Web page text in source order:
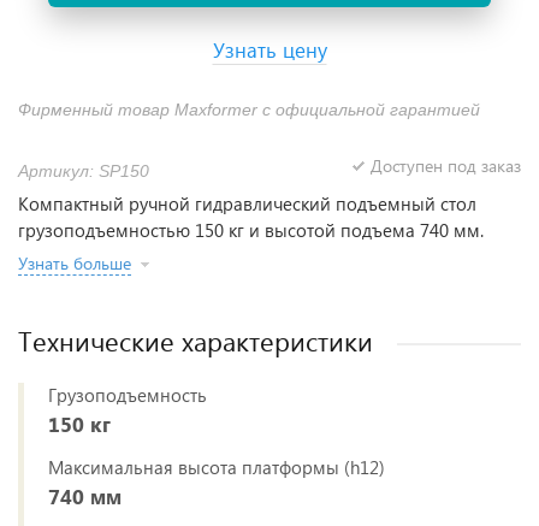
Артикул: SP150 Доступен под заказ
Компактный ручной гидравлический подъемный стол
грузоподъемностью 150 кг и высотой подъема 740 мм.
Узнать больше
Узнать цену
Фирменный товар Maxformer с официальной гарантией
Технические характеристики
Грузоподъемность
150 кг
Максимальная высота платформы (h12)
740 мм